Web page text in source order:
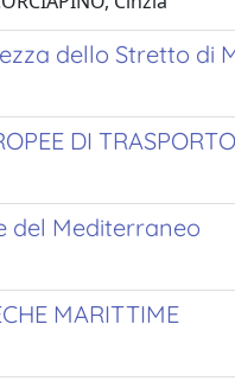
dello Stretto di
DI TRASPORTO
del Mediterraneo
MARITTIME